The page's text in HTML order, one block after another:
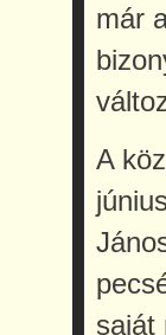
már
A
saját